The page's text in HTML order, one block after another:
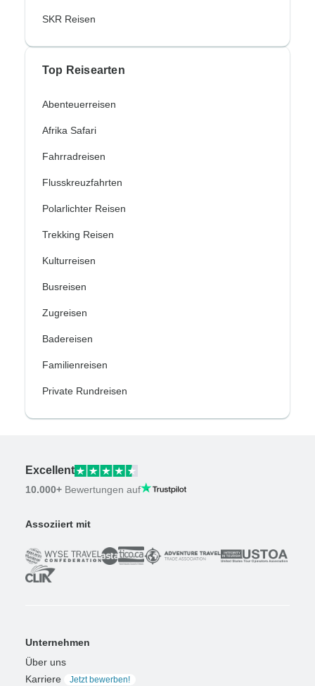
SKR Reisen
Top Reisearten
Abenteuerreisen
Afrika Safari
Fahrradreisen
Flusskreuzfahrten
Polarlichter Reisen
Trekking Reisen
Kulturreisen
Busreisen
Zugreisen
Badereisen
Familienreisen
Private Rundreisen
Excellent
10.000+ Bewertungen auf
Assoziiert mit
Unternehmen
Über uns
Karriere
Jetzt bewerben!